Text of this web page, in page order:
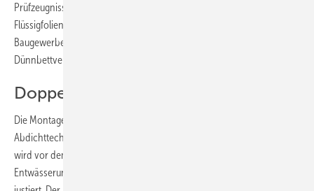
Prüfzeugnisses (ABP) erteilt wird. Die Anforderungen an die
Flüssigfolien werden im Merkblatt des Zentralverbands des Deutschen
Baugewerbes (ZDB) auch „Abdichtungen im Verbund“ genannten
Dünnbettverfahren geregelt.
Doppelt hält besser
Die Montage der bodengleichen Entwässerungssysteme in Dünnbett-
Abdichttechnik erfolgt nach einem bestimmten Schema. Zunächst
wird vor dem Schütten des Estrichs der Ablaufkörper montiert, an die
Entwässerungsleitung angeschlossen und das Aufstockelement